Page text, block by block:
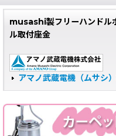
musashi製フリーハンドル
ル取付座金
アマノ武蔵電機（ムサシ